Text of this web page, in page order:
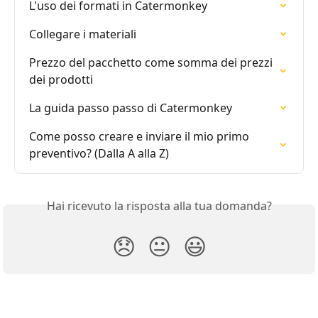
L'uso dei formati in Catermonkey
Collegare i materiali
Prezzo del pacchetto come somma dei prezzi
dei prodotti
La guida passo passo di Catermonkey
Come posso creare e inviare il mio primo
preventivo? (Dalla A alla Z)
Hai ricevuto la risposta alla tua domanda?
😞 😐 😃